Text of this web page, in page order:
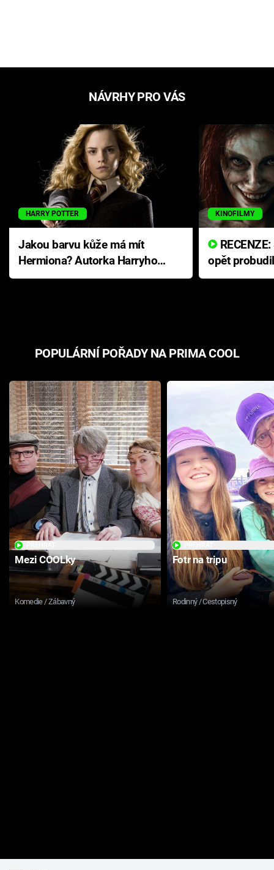
NÁVRHY PRO VÁS
HARRY POTTER
Jakou barvu kůže má mít
Hermiona? Autorka Harryho
Pottera přišla s ráznou
KINOFILMY
opět
přichází s
POPULÁRNÍ POŘADY NA PRIMA COOL
Mezi COOLky
Komedie / Zábavný
Fotr na tripu
Rodinný / Cestopisný